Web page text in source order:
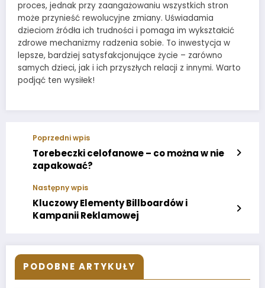
proces, jednak przy zaangażowaniu wszystkich stron
może przynieść rewolucyjne zmiany. Uświadamia
dzieciom źródła ich trudności i pomaga im wykształcić
zdrowe mechanizmy radzenia sobie. To inwestycja w
lepsze, bardziej satysfakcjonujące życie – zarówno
samych dzieci, jak i ich przyszłych relacji z innymi. Warto
podjąć ten wysiłek!
Poprzedni wpis
Torebeczki celofanowe – co można w nie
zapakować?
Następny wpis
Kluczowy Elementy Billboardów i
Kampanii Reklamowej
PODOBNE ARTYKUŁY